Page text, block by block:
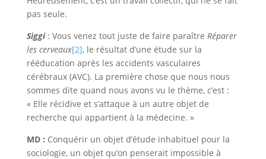
pas seule.
Siggi: Vous venez tout juste de faire paraître Réparer
les cerveaux[2], le résultat d’une étude sur la
rééducation après les accidents vasculaires
cérébraux (AVC). La première chose que nous nous
sommes dite quand nous avons vu le thème, c’est :
« Elle récidive et s’attaque à un autre objet de
recherche qui appartient à la médecine. »
MD : Conquérir un objet d’étude inhabituel pour la
sociologie, un objet qu’on penserait impossible à